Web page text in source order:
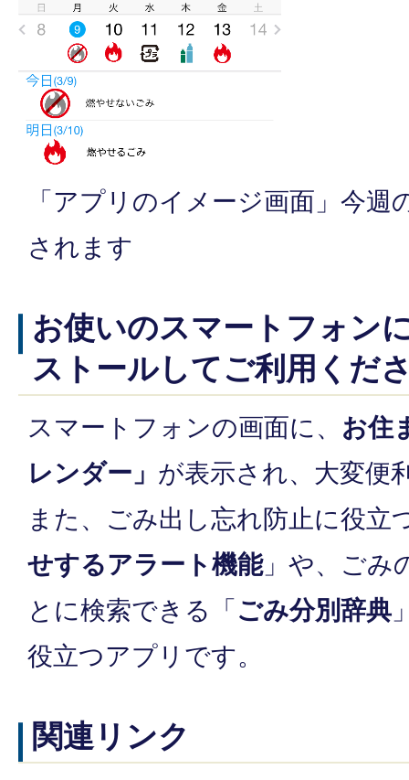
「アプリのイメージ画面」今週
されます
お使いのスマートフォン
ストールしてご利用くだ
スマートフォンの画面に、 お住
レンダー」 が表示され、大変便
また、ごみ出し忘れ防止に役立
せするアラート機能」や、ごみ
とに検索できる「 ごみ分別辞典
役立つアプリです。
関連リンク